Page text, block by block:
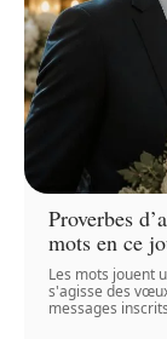
Proverbes
mots en ce
Les mots jouent
s'agisse des
messages